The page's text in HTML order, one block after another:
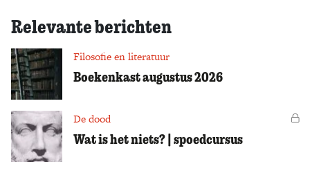
Relevante berichten
Filosofie en literatuur
Boekenkast augustus 2026
De dood
Wat is het niets? | spoedcursus